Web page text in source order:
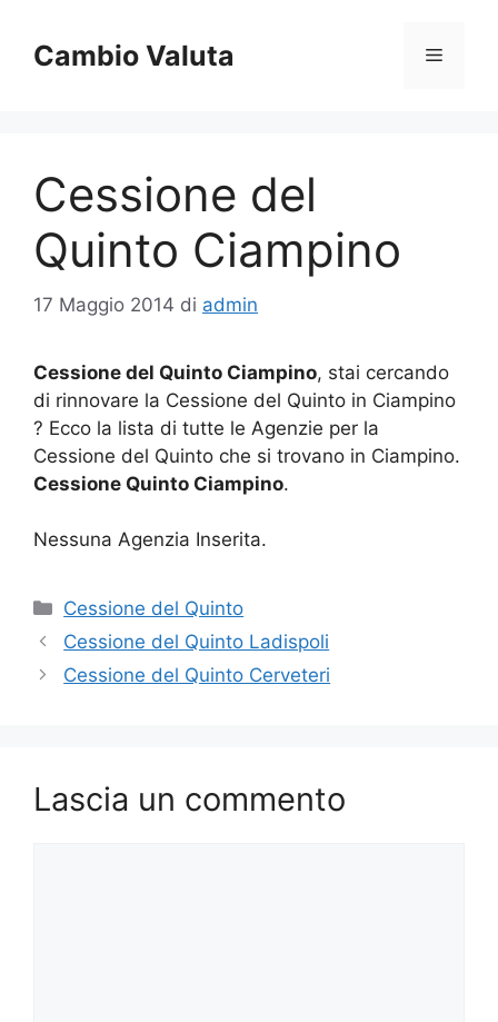
contenuto
Cambio Valuta Menu
Cessione del
Quinto Ciampino
17 Maggio 2014 di admin
Cessione del Quinto Ciampino, stai cercando
di rinnovare la Cessione del Quinto in Ciampino
? Ecco la lista di tutte le Agenzie per la
Cessione del Quinto che si trovano in Ciampino.
Cessione Quinto Ciampino.
Nessuna Agenzia Inserita.
Categorie
Cessione del Quinto
Cessione del Quinto Ladispoli
Cessione del Quinto Cerveteri
Lascia un commento